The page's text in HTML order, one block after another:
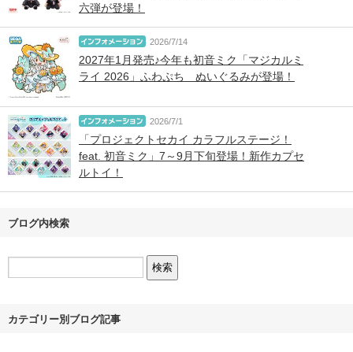
六弾が登場！
2026/7/14
2027年1月発売♪今年も初音ミク「マジカルミ
ライ 2026」ふわぷち ぬいぐるみが登場！
2026/7/1
「プロジェクトセカイ カラフルステージ！
feat. 初音ミク」7～9月下旬登場！新作カプセ
ルトイ！
ブログ内検索
カテゴリー別ブログ記事